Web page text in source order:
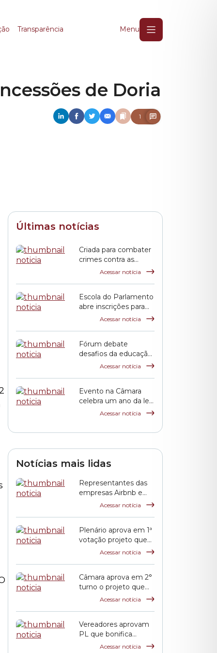
Transparência Menu
de Doria
1
Últimas notícias
Criada para combater
crimes contra as
mulheres, Lei Maria
Acessar notícia
Escola do Parlamento
abre inscrições para
curso sobre
inclusão escolar
Acessar notícia
Fórum debate
desafios da educação
pública em São Paulo
Acessar notícia
Evento na Câmara
celebra um ano da lei
que criou o Festival
Acessar notícia
Notícias mais lidas
Representantes das
empresas Airbnb e
QuintoAndar prestam
Acessar notícia
Plenário aprova em 1ª
votação projeto que
propõe reajuste
Acessar notícia
Câmara aprova em 2°
turno o projeto que
reajusta o salário dos
Acessar notícia
Vereadores aprovam
PL que bonifica
funcionários das
Acessar notícia